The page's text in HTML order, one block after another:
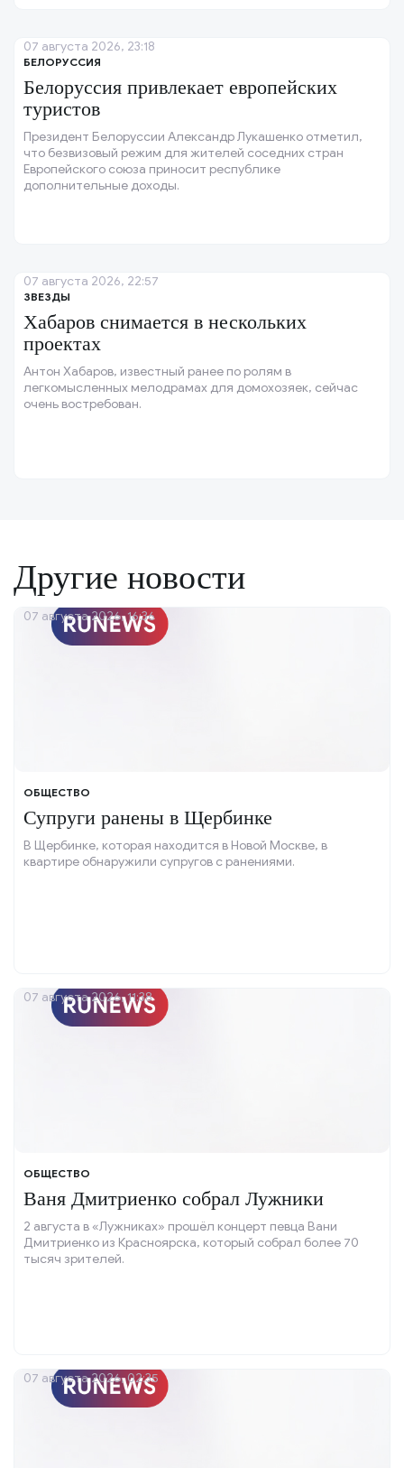
БЕЛОРУССИЯ
Белоруссия привлекает европейских
туристов
Президент Белоруссии Александр Лукашенко отметил,
что безвизовый режим для жителей соседних стран
Европейского союза приносит республике
дополнительные доходы.
07 августа 2026, 23:18
ЗВЕЗДЫ
Хабаров снимается в нескольких
проектах
Антон Хабаров, известный ранее по ролям в
легкомысленных мелодрамах для домохозяек, сейчас
очень востребован.
07 августа 2026, 22:57
Другие новости
ОБЩЕСТВО
Супруги ранены в Щербинке
В Щербинке, которая находится в Новой Москве, в
квартире обнаружили супругов с ранениями.
07 августа 2026, 16:36
ОБЩЕСТВО
Ваня Дмитриенко собрал Лужники
2 августа в «Лужниках» прошёл концерт певца Вани
Дмитриенко из Красноярска, который собрал более 70
тысяч зрителей.
07 августа 2026, 11:38
07 августа 2026, 02:35